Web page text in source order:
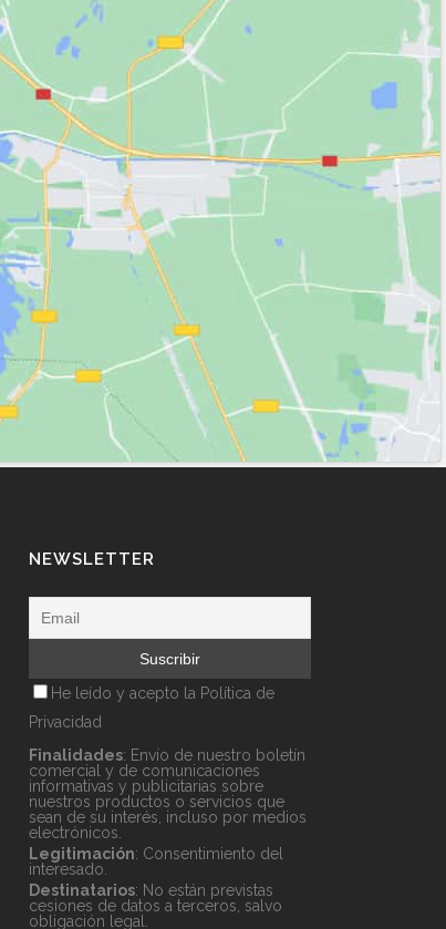
NEWSLETTER
He leído y acepto la Política de
Privacidad
Finalidades: Envío de nuestro boletín
comercial y de comunicaciones
informativas y publicitarias sobre
nuestros productos o servicios que
sean de su interés, incluso por medios
electrónicos.
Legitimación: Consentimiento del
interesado.
Destinatarios: No están previstas
cesiones de datos a terceros, salvo
obligación legal.